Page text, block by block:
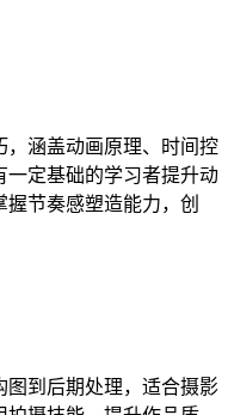
，涵盖动画原理、时间控
一定基础的学习者提升动
节奏感塑造能力，创
图到后期处理，适合摄影